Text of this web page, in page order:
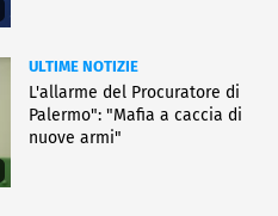
ULTIME NOTIZIE
L'allarme del Procuratore di
Palermo": "Mafia a caccia di
nuove armi"